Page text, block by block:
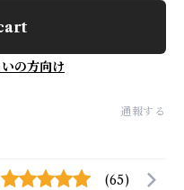
の方向け
通報する
(65)